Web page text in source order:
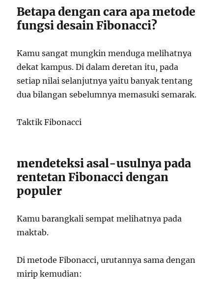
Betapa dengan cara apa metode
fungsi desain Fibonacci?
Kamu sangat mungkin menduga melihatnya
dekat kampus. Di dalam deretan itu, pada
setiap nilai selanjutnya yaitu banyak tentang
dua bilangan sebelumnya memasuki semarak.
Taktik Fibonacci
mendeteksi asal-usulnya pada
rentetan Fibonacci dengan
populer
Kamu barangkali sempat melihatnya pada
maktab.
Di metode Fibonacci, urutannya sama dengan
mirip kemudian: